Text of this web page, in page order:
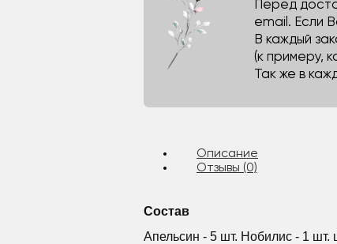
Перед
email. Если
В каждый
(к примеру,
Так же в
Описание
Отзывы (0)
Состав
Апельсин - 5 шт. Нобилис - 1 шт.